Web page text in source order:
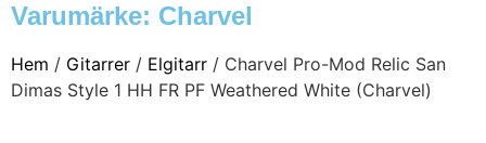
Varumärke: Charvel
Hem / Gitarrer / Elgitarr / Charvel Pro-Mod Relic San
Dimas Style 1 HH FR PF Weathered White (Charvel)